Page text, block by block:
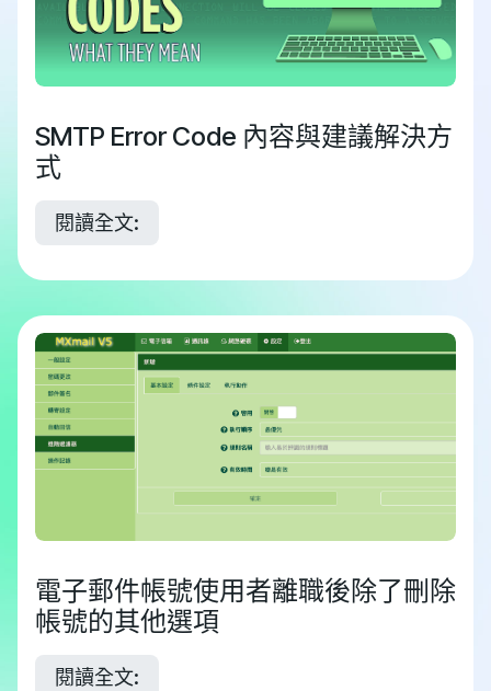
SMTP Error Code 內容與建議解決方
式
閱讀全文:
電子郵件帳號使用者離職後除了刪除
帳號的其他選項
閱讀全文: